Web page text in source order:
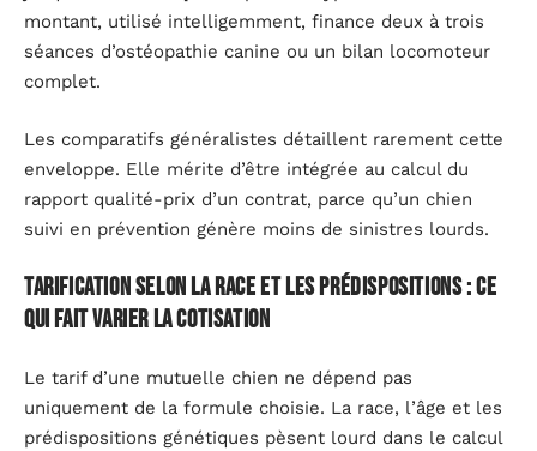
montant, utilisé intelligemment, finance deux à trois
séances d’ostéopathie canine ou un bilan locomoteur
complet.
Les comparatifs généralistes détaillent rarement cette
enveloppe. Elle mérite d’être intégrée au calcul du
rapport qualité-prix d’un contrat, parce qu’un chien
suivi en prévention génère moins de sinistres lourds.
Tarification selon la race et les prédispositions : ce
qui fait varier la cotisation
Le tarif d’une mutuelle chien ne dépend pas
uniquement de la formule choisie. La race, l’âge et les
prédispositions génétiques pèsent lourd dans le calcul